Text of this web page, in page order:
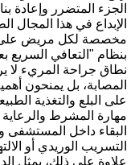
الجزء المتضرر وإعادة
الإبداع في هذا المجال
مخصصة لكل مريض على
نطاق جراحة المريء لا
المصابة، بل يمنحون
على البلع والتغذية
مهارة المشرط والرعاية
البقاء داخل
التسريب الوريدي أو
علاوة على ذلك، يمثل